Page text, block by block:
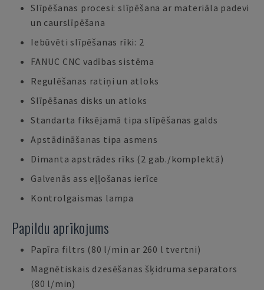
Slīpēšanas procesi: slīpēšana ar materiāla padevi
un caurslīpēšana
Iebūvēti slīpēšanas rīki: 2
FANUC CNC vadības sistēma
Regulēšanas ratiņi un atloks
Slīpēšanas disks un atloks
Standarta fiksējamā tipa slīpēšanas galds
Apstādināšanas tipa asmens
Dimanta apstrādes rīks (2 gab./komplektā)
Galvenās ass eļļošanas ierīce
Kontrolgaismas lampa
Papildu aprīkojums
Papīra filtrs (80 l/min ar 260 l tvertni)
Magnētiskais dzesēšanas šķidruma separators
(80 l/min)